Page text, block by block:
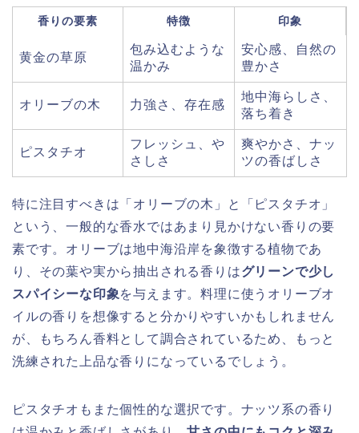
香りの要素 特徴 印象
黄金の草原
包み込むような
温かみ
安心感、自然の
豊かさ
オリーブの木 力強さ、存在感
地中海らしさ、
落ち着き
ピスタチオ
フレッシュ、や
さしさ
爽やかさ、ナッ
ツの香ばしさ
特に注目すべきは「オリーブの木」と「ピスタチオ」
という、一般的な香水ではあまり見かけない香りの要
素です。オリーブは地中海沿岸を象徴する植物であ
り、その葉や実から抽出される香りはグリーンで少し
スパイシーな印象を与えます。料理に使うオリーブオ
イルの香りを想像すると分かりやすいかもしれません
が、もちろん香料として調合されているため、もっと
洗練された上品な香りになっているでしょう。
ピスタチオもまた個性的な選択です。ナッツ系の香り